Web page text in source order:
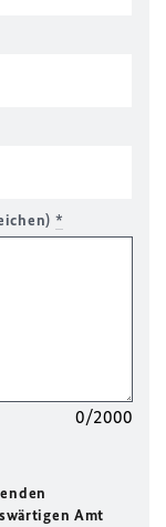
*
0/2000
Amt